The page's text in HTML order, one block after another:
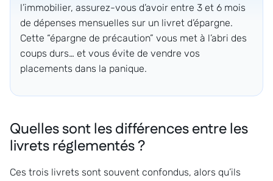
l’immobilier, assurez-vous d’avoir entre 3 et 6 mois
de dépenses mensuelles sur un livret d’épargne.
Cette “épargne de précaution” vous met à l’abri des
coups durs… et vous évite de vendre vos
placements dans la panique.
Quelles sont les différences entre les
livrets réglementés ?
Ces trois livrets sont souvent confondus, alors qu’ils